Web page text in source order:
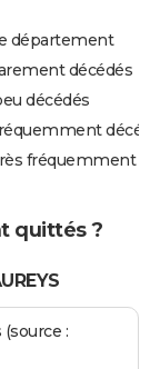
département
décédés
décédés
fréquemment
quittés ?
: